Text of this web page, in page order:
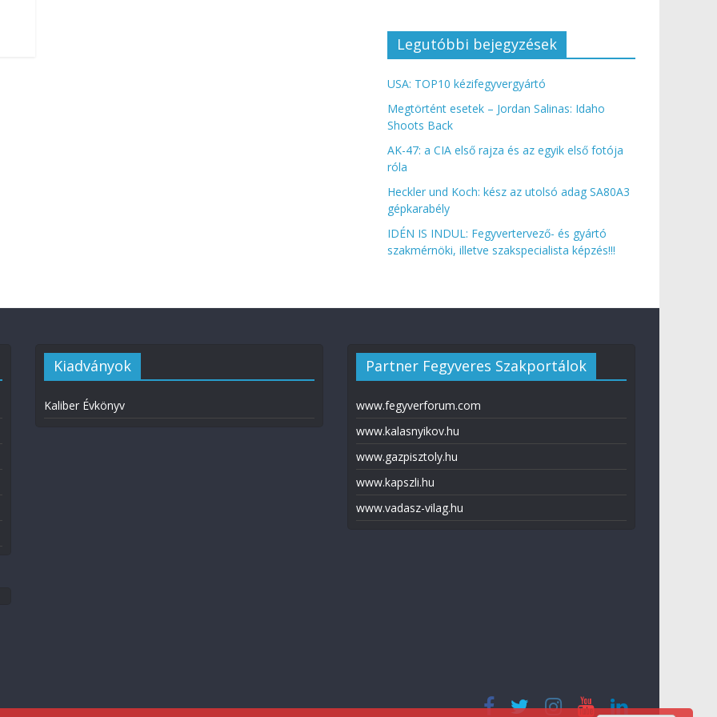
Legutóbbi bejegyzések
USA: TOP10 kézifegyvergyártó
Megtörtént esetek – Jordan Salinas: Idaho
Shoots Back
AK-47: a CIA első rajza és az egyik első fotója
róla
Heckler und Koch: kész az utolsó adag SA80A3
gépkarabély
IDÉN IS INDUL: Fegyvertervező- és gyártó
szakmérnöki, illetve szakspecialista képzés!!!
Kiadványok
Kaliber Évkönyv
Partner Fegyveres Szakportálok
www.fegyverforum.com
www.kalasnyikov.hu
www.gazpisztoly.hu
www.kapszli.hu
www.vadasz-vilag.hu